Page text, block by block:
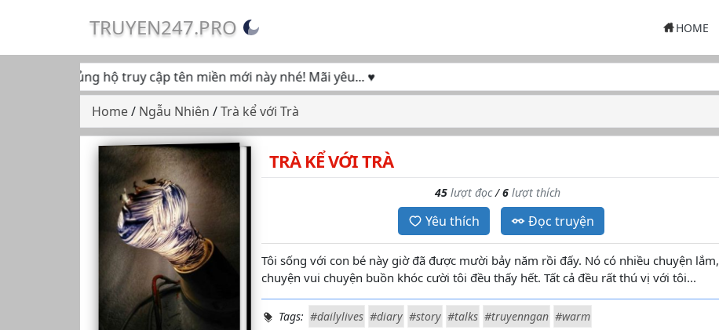
TRUYEN247.PRO HOME
tiếp tục ủng hộ truy cập tên miền mới này nhé! Mãi yêu... ♥
Home/ Ngẫu Nhiên /Trà kể với Trà
TRÀ KỂ VỚI TRÀ
45 lượt đọc/6 lượt thích
Yêu thích Đọc truyện
Tôi sống với con bé này giờ đã được mười bảy năm rồi đấy. Nó có nhiều chuyện lắm,
chuyện vui chuyện buồn khóc cười tôi đều thấy hết. Tất cả đều rất thú vị với tôi...
Tags: #dailylives #diary #story #talks #truyenngan #warm